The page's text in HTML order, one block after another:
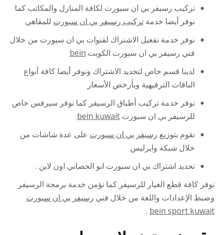
تركيب رسيفر بي ان سبورت لكافة المنازل والمكاتب كما
نوفر أيضا خدمةتركيب رسيفر بي ان سبورت للمقاهي
نوفر خدمة تفعيل الاشتراك لقنوات بي ان سبورت من خلال
فني رسيفر بي ان سبورت الكويت bein
لدينا قسم خاص لتجديد الاشتراك ونوفر أيضا كافة أنواع
الباقات الترفيهية وبأرخص الأسعار
نوفر خدمة تركيب أطباق الرسيفر كما نوفر سيرفس خاص
للرسيفر بي ان سبورتbein kuwait
نقوم بتوزيع رسيفر بي ان سبورت على عدة شاشات من
خلال شبكة وايرليس
تجديد اشتراك بي ان سبورت ابو الحصاني اون لاين .
نوفر كافة قطع الغيار للرسيفر كما نؤمن خدمة برمجة الرسيفر
وضبط الإعدادات واللغة من خلال فني رسيفر بي ان سبورت
bein sport kuwait
.